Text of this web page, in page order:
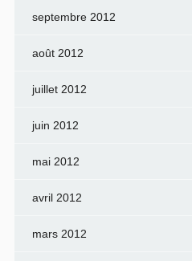
septembre 2012
août 2012
juillet 2012
juin 2012
mai 2012
avril 2012
mars 2012